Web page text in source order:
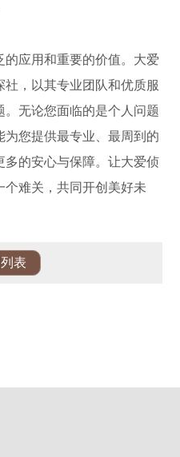
应用和重要的价值。大爱
，以其专业团队和优质服
无论您面临的是个人问题
您提供最专业、最周到的
的安心与保障。让大爱侦
难关，共同开创美好未
表